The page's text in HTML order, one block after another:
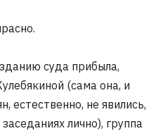
суда прибыла,
(сама она, и
естественно, не явились,
лично), группа